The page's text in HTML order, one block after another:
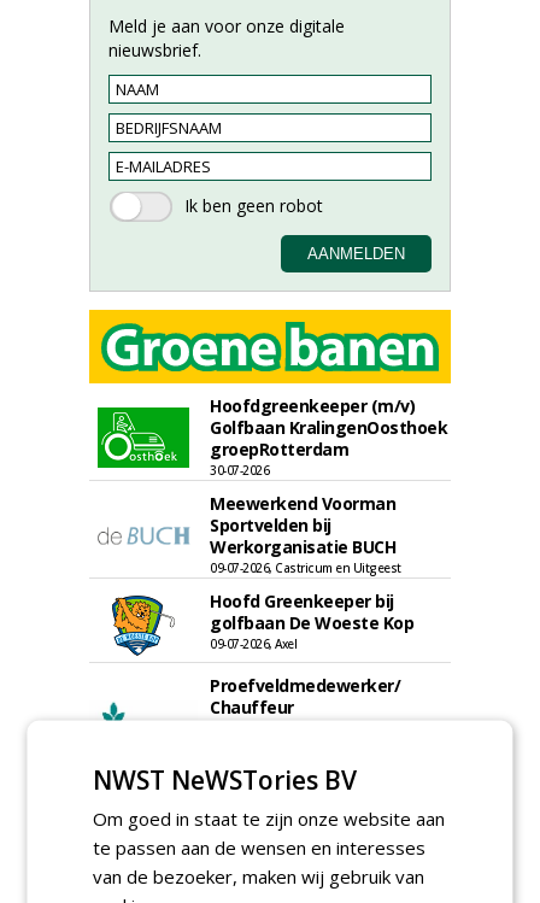
Meld je aan voor onze digitale
nieuwsbrief.
Hoofdgreenkeeper (m/v)
Golfbaan KralingenOosthoek
groepRotterdam
30-07-2026
Meewerkend Voorman
Sportvelden bij
Werkorganisatie BUCH
09-07-2026, Castricum en Uitgeest
Hoofd Greenkeeper bij
golfbaan De Woeste Kop
09-07-2026, Axel
Proefveldmedewerker/
Chauffeur
06-08-2026, Ven-Zelderheide
DSV zaden Nederland B.V.
06-08-2026, Ven-Zelderheide
Allround
NWST NeWSTories BV
Om goed in staat te zijn onze website aan
te passen aan de wensen en interesses
van de bezoeker, maken wij gebruik van